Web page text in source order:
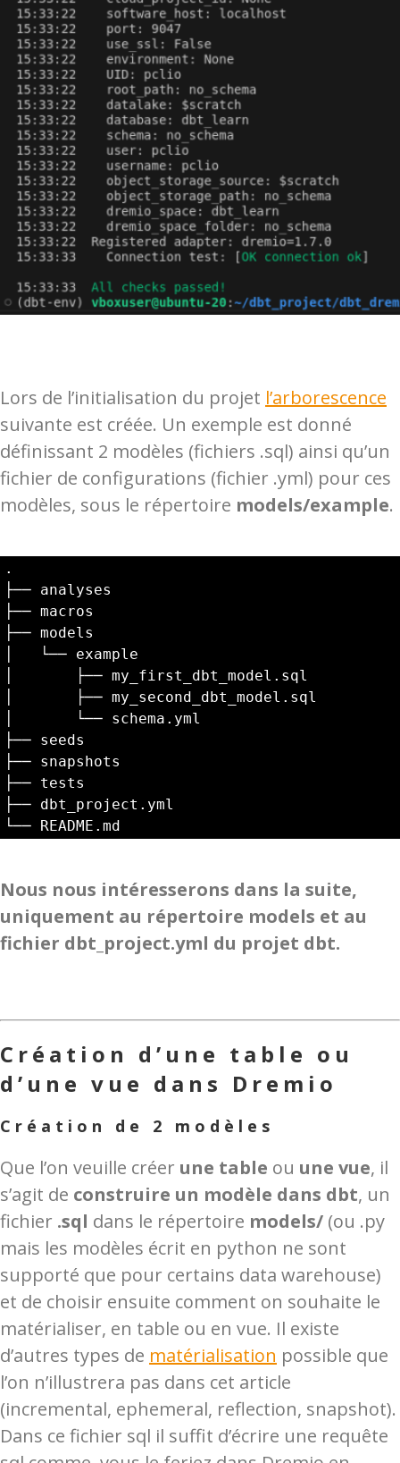
Lors de l’initialisation du projet l’arborescence
suivante est créée. Un exemple est donné
définissant 2 modèles (fichiers .sql) ainsi qu’un
fichier de configurations (fichier .yml) pour ces
modèles, sous le répertoire models/example.
.
├── analyses
├── macros
├── models
│   └── example
│       ├── my_first_dbt_model.sql
│       ├── my_second_dbt_model.sql
│       └── schema.yml
├── seeds
├── snapshots
├── tests
├── dbt_project.yml
└── README.md
Nous nous intéresserons dans la suite,
uniquement au répertoire models et au
fichier dbt_project.yml du projet dbt.
Création d’une table ou
d’une vue dans Dremio
Création de 2 modèles
Que l’on veuille créer une table ou une vue, il
s’agit de construire un modèle dans dbt, un
fichier .sql dans le répertoire models/ (ou .py
mais les modèles écrit en python ne sont
supporté que pour certains data warehouse)
et de choisir ensuite comment on souhaite le
matérialiser, en table ou en vue. Il existe
d’autres types de matérialisation possible que
l’on n’illustrera pas dans cet article
(incremental, ephemeral, reflection, snapshot).
Dans ce fichier sql il suffit d’écrire une requête